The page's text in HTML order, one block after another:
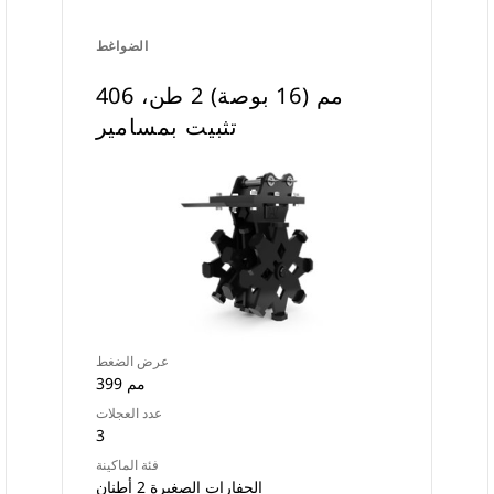
الضواغط
406 مم (16 بوصة) 2 طن،
تثبيت بمسامير
عرض الضغط
399 مم
عدد العجلات
3
فئة الماكينة
الحفارات الصغيرة 2 أطنان